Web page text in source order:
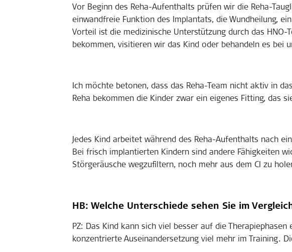
Vor Beginn des Reha-Aufenthalts prüfen wir die Reha-
einwandfreie Funktion des Implantats, die Wundheilung,
Vorteil ist die medizinische Unterstützung durch das
bekommen, visitieren wir das Kind oder behandeln es bei
Ich möchte betonen, dass das Reha-Team nicht aktiv in
Reha bekommen die Kinder zwar ein eigenes Fitting, das
Jedes Kind arbeitet während des Reha-Aufenthalts nach
Bei frisch implantierten Kindern sind andere Fähigkeiten
Störgeräusche wegzufiltern, noch mehr aus dem CI zu
HB: Welche Unterschiede sehen Sie im
PZ: Das Kind kann sich viel besser auf die
konzentrierte Auseinandersetzung viel mehr im Training.